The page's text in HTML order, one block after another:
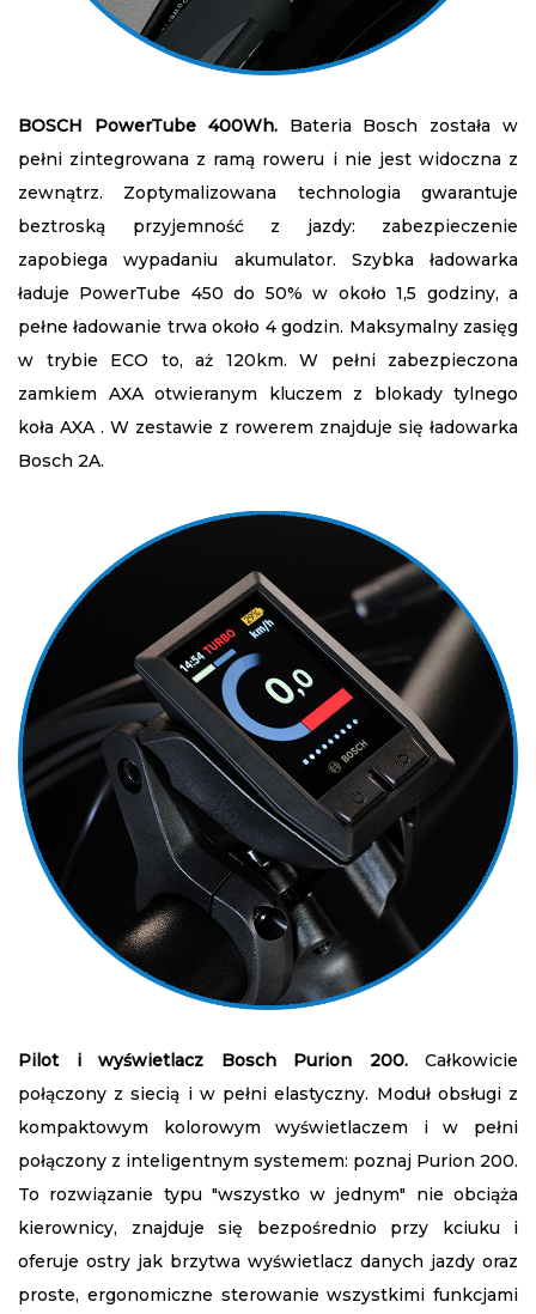
BOSCH PowerTube 400Wh. Bateria Bosch została w
pełni zintegrowana z ramą roweru i nie jest widoczna z
zewnątrz. Zoptymalizowana technologia gwarantuje
beztroską przyjemność z jazdy: zabezpieczenie
zapobiega wypadaniu akumulator. Szybka ładowarka
ładuje PowerTube 450 do 50% w około 1,5 godziny, a
pełne ładowanie trwa około 4 godzin. Maksymalny zasięg
w trybie ECO to, aż 120km. W pełni zabezpieczona
zamkiem AXA otwieranym kluczem z blokady tylnego
koła AXA . W zestawie z rowerem znajduje się ładowarka
Bosch 2A.
Pilot i wyświetlacz Bosch Purion 200.Całkowicie
połączony z siecią i w pełni elastyczny. Moduł obsługi z
kompaktowym kolorowym wyświetlaczem i w pełni
połączony z inteligentnym systemem: poznaj Purion 200.
To rozwiązanie typu "wszystko w jednym" nie obciąża
kierownicy, znajduje się bezpośrednio przy kciuku i
oferuje ostry jak brzytwa wyświetlacz danych jazdy oraz
proste, ergonomiczne sterowanie wszystkimi funkcjami